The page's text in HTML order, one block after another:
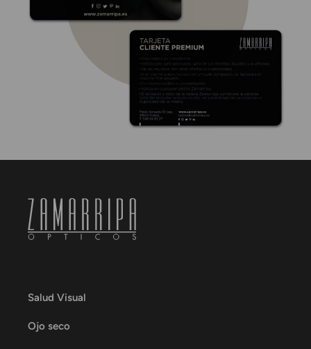
Salud Visual
Ojo seco